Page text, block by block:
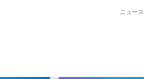
ニュース